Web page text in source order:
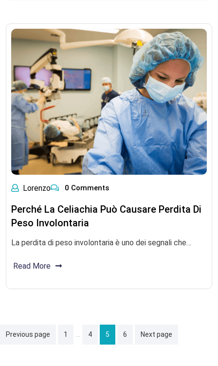
Lorenzo 0 Comments
Perché La Celiachia Può Causare Perdita Di
Peso Involontaria
La perdita di peso involontaria è uno dei segnali che…
Read More
Posts
Previous page 1 4 5 6 Next page